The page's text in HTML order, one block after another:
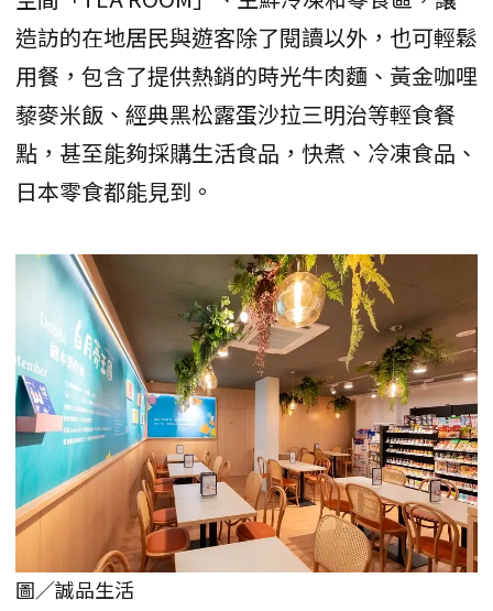
造訪的在地居民與遊客除了閱讀以外，也可輕鬆
用餐，包含了提供熱銷的時光牛肉麵、黃金咖哩
藜麥米飯、經典黑松露蛋沙拉三明治等輕食餐
點，甚至能夠採購生活食品，快煮、冷凍食品、
日本零食都能見到。
圖／誠品生活